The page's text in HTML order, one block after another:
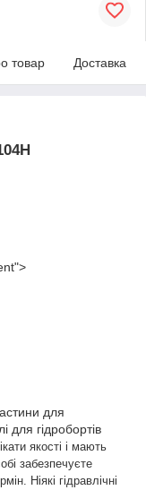
товар Доставка
для
для гідробортів
якості і мають
забезпечуєте
Ніякі гідравлічні